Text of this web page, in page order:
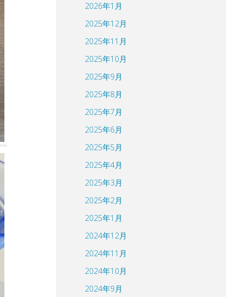
2026年1月
2025年12月
2025年11月
2025年10月
2025年9月
2025年8月
2025年7月
2025年6月
2025年5月
2025年4月
2025年3月
2025年2月
2025年1月
2024年12月
2024年11月
2024年10月
2024年9月